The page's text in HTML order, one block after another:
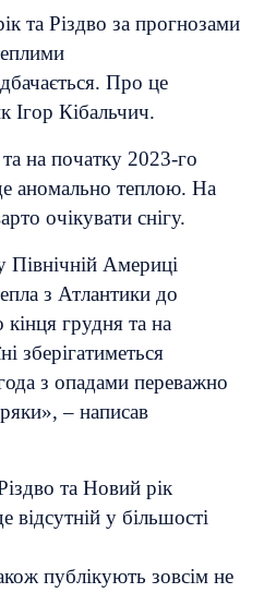
та Різдво за прогнозами
Про це
Ігор Кібальчич.
на початку 2023-го
аномально теплою. На
очікувати снігу.
Америці
з Атлантики до
грудня та на
зберігатиметься
з опадами переважно
– написав
та Новий рік
відсутній у більшості
публікують зовсім не